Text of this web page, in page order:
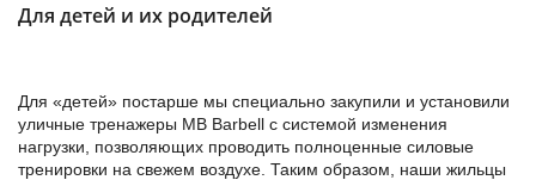
Для детей и их родителей
Для «детей» постарше мы специально закупили и установили
уличные тренажеры MB Barbell с системой изменения
нагрузки, позволяющих проводить полноценные силовые
тренировки на свежем воздухе. Таким образом, наши жильцы